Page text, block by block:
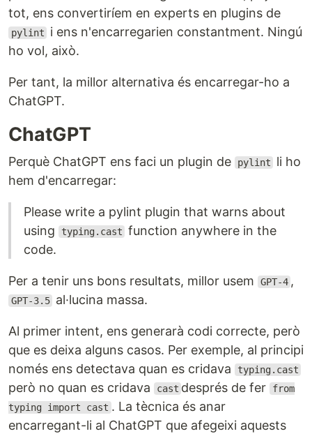
tot, ens convertiríem en experts en plugins de
pylint
i ens n'encarregarien constantment. Ningú
ho vol, això.
Per tant, la millor alternativa és encarregar-ho a
ChatGPT.
ChatGPT
Perquè ChatGPT ens faci un plugin de pylint
li ho
hem d'encarregar:
Please write a pylint plugin that warns about
using
typing.cast function anywhere in the
code.
Per a tenir uns bons resultats, millor usem GPT-4 ,
GPT-3.5 al·lucina massa.
Al primer intent, ens generarà codi correcte, però
que es deixa alguns casos. Per exemple, al principi
només ens detectava quan es cridava
typing.cast
però no quan es cridava cast després de fer from
typing import cast . La tècnica és anar
encarregant-li al ChatGPT que afegeixi aquests